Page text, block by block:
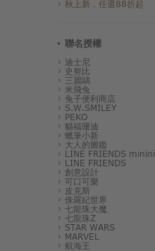
秋上新．任選88折起
聯名授權
迪士尼
史努比
三麗鷗
米飛兔
兔子便利商店
S.W.SMILEY
PEKO
貓福珊迪
蠟筆小新
大人的圖鑑
LINE FRIENDS minini
LINE FRIENDS
創意設計
可口可樂
皮克斯
侏羅紀世界
七龍珠大魔
七龍珠Z
STAR WARS
MARVEL
航海王